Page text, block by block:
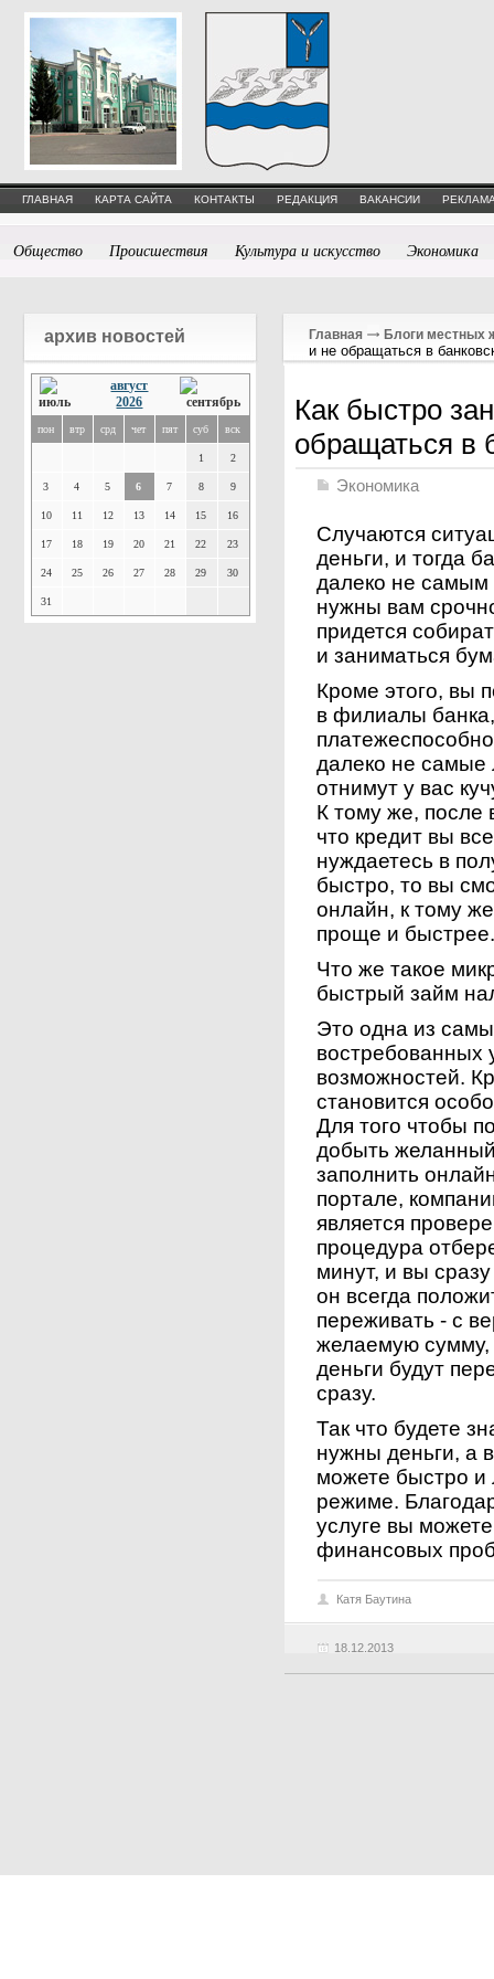
ГЛАВНАЯ КАРТА САЙТА КОНТАКТЫ РЕДАКЦИЯ ВАКАНСИИ
Общество Происшествия Культура и искусство Экономика
архив новостей
август
2026
пон втр срд чет пят суб вск
1 2
3 4 5 6 7 8 9
10 11 12 13 14 15 16
17 18 19 20 21 22 23
24 25 26 27 28 29 30
31
Главная Блоги местных
и не обращаться в
Как быстро
обращаться в
Экономика
Случаются
деньги, и тогда
далеко не
нужны вам
придется
и заниматься
Кроме этого, вы
в филиалы
далеко не самые
отнимут у вас
К тому же, после
что кредит вы
нуждаетесь в
быстро, то вы
онлайн, к тому
проще и
Что же такое
быстрый займ
Это одна из
востребованных
возможностей.
становится
Для того чтобы
добыть
заполнить
портале,
является
процедура
минут, и вы
он всегда
переживать - с
желаемую сумму,
деньги будут
сразу.
Так что будете
нужны деньги, а
можете быстро и
режиме.
услуге вы
финансовых
18.12.2013
Катя Баутина